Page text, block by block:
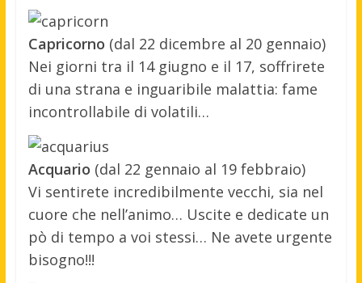
Capricorno (dal 22 dicembre al 20 gennaio)
Nei giorni tra il 14 giugno e il 17, soffrirete
di una strana e inguaribile malattia: fame
incontrollabile di volatili…
Acquario (dal 22 gennaio al 19 febbraio)
Vi sentirete incredibilmente vecchi, sia nel
cuore che nell’animo… Uscite e dedicate un
pò di tempo a voi stessi… Ne avete urgente
bisogno!!!